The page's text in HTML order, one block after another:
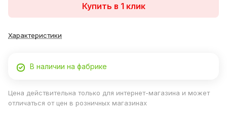
Купить в 1 клик
Характеристики
В наличии на фабрике
Цена действительна только для интернет-магазина и может
отличаться от цен в розничных магазинах